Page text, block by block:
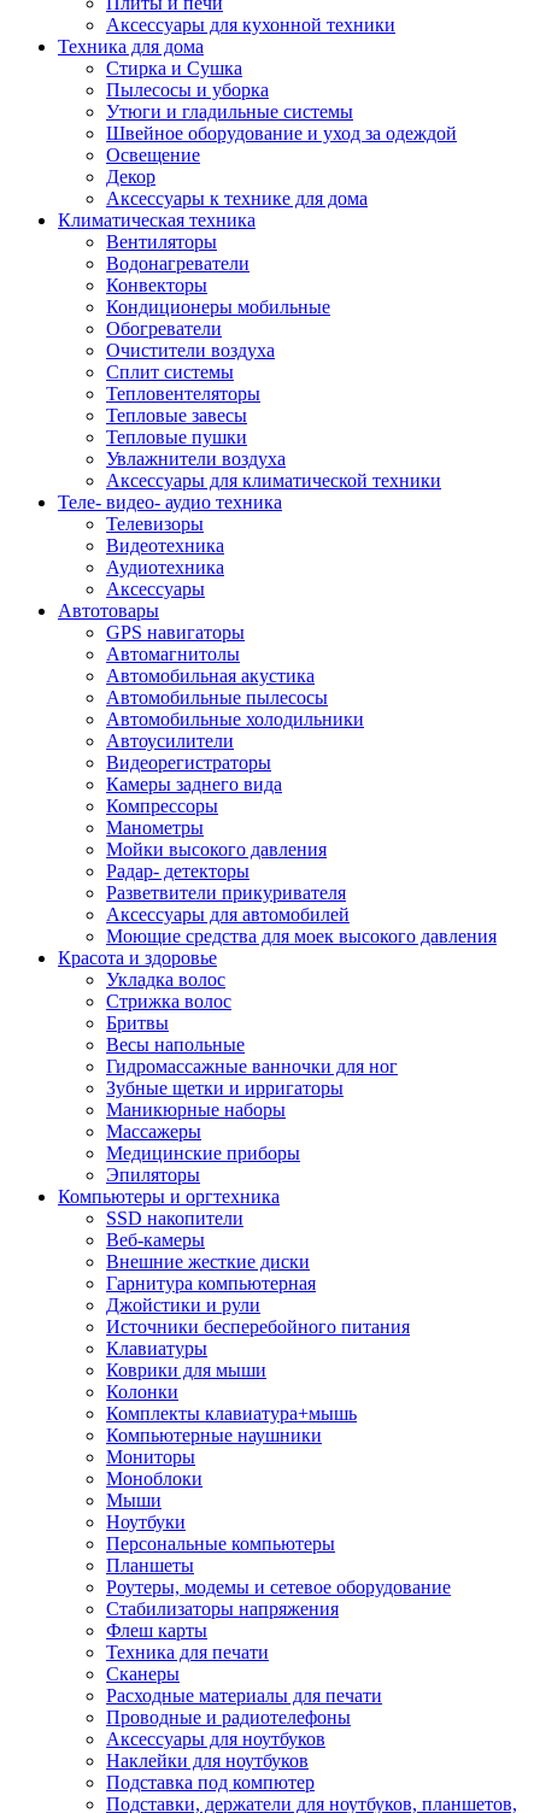
Аксессуары для кухонной техники
Техника для дома
Стирка и Сушка
Пылесосы и уборка
Утюги и гладильные системы
Швейное оборудование и уход за одеждой
Освещение
Декор
Аксессуары к технике для дома
Климатическая техника
Вентиляторы
Водонагреватели
Конвекторы
Кондиционеры мобильные
Обогреватели
Очистители воздуха
Сплит системы
Тепловентеляторы
Тепловые завесы
Тепловые пушки
Увлажнители воздуха
Аксессуары для климатической техники
Теле- видео- аудио техника
Телевизоры
Видеотехника
Аудиотехника
Аксессуары
Автотовары
GPS навигаторы
Автомагнитолы
Автомобильная акустика
Автомобильные пылесосы
Автомобильные холодильники
Автоусилители
Видеорегистраторы
Камеры заднего вида
Компрессоры
Манометры
Мойки высокого давления
Радар- детекторы
Разветвители прикуривателя
Аксессуары для автомобилей
Моющие средства для моек высокого давления
Красота и здоровье
Укладка волос
Стрижка волос
Бритвы
Весы напольные
Гидромассажные ванночки для ног
Зубные щетки и ирригаторы
Маникюрные наборы
Массажеры
Медицинские приборы
Эпиляторы
Компьютеры и оргтехника
SSD накопители
Веб-камеры
Внешние жесткие диски
Гарнитура компьютерная
Джойстики и рули
Источники бесперебойного питания
Клавиатуры
Коврики для мыши
Колонки
Комплекты клавиатура+мышь
Компьютерные наушники
Мониторы
Моноблоки
Мыши
Ноутбуки
Персональные компьютеры
Планшеты
Роутеры, модемы и сетевое оборудование
Стабилизаторы напряжения
Флеш карты
Техника для печати
Сканеры
Расходные материалы для печати
Проводные и радиотелефоны
Аксессуары для ноутбуков
Наклейки для ноутбуков
Подставка под компютер
Подставки, держатели для ноутбуков, планшетов,